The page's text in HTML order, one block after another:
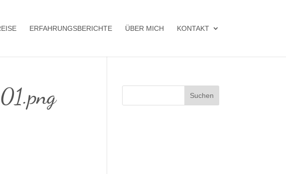
ERFAHRUNGSBERICHTE ÜBER MICH KONTAKT
Suchen